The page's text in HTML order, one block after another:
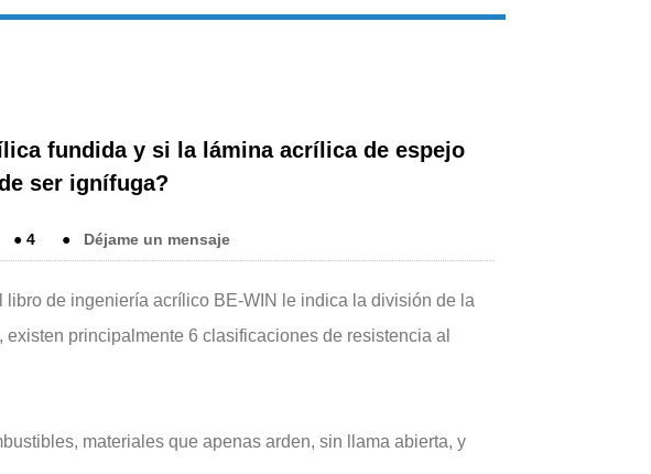
fundida y si la lámina acrílica de espejo
ser ignífuga?
● 4 ● Déjame un mensaje
de ingeniería acrílico BE-WIN le indica la división de la
principalmente 6 clasificaciones de resistencia al
materiales que apenas arden, sin llama abierta, y